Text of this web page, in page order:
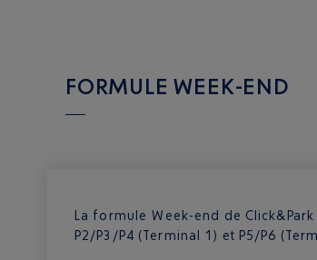
FORMULE WEEK-END
La formule Week-end de Click&Park
P2/P3/P4 (Terminal 1) et P5/P6